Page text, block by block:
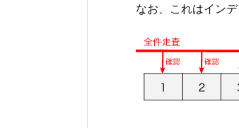
なお、これはイン